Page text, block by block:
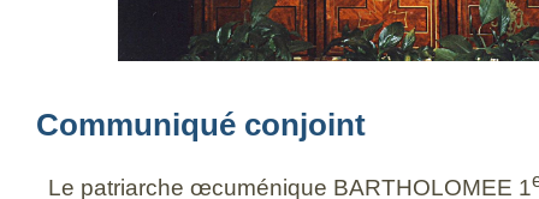
Communiqué conjoint
Le patriarche œcuménique BARTHOLOMEE 1